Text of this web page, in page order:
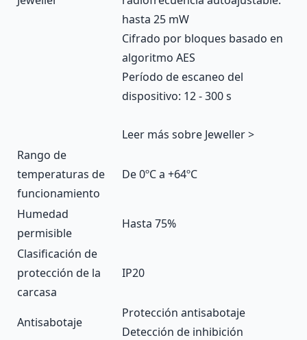
hasta 25 mW
Cifrado por bloques basado en
algoritmo AES
Período de escaneo del
dispositivo: 12 - 300 s
Leer más sobre Jeweller >
Rango de
temperaturas de
funcionamiento
De 0ºC a +64ºC
Humedad
permisible
Hasta 75%
Clasificación de
protección de la
carcasa
IP20
Antisabotaje
Protección antisabotaje
Detección de inhibición